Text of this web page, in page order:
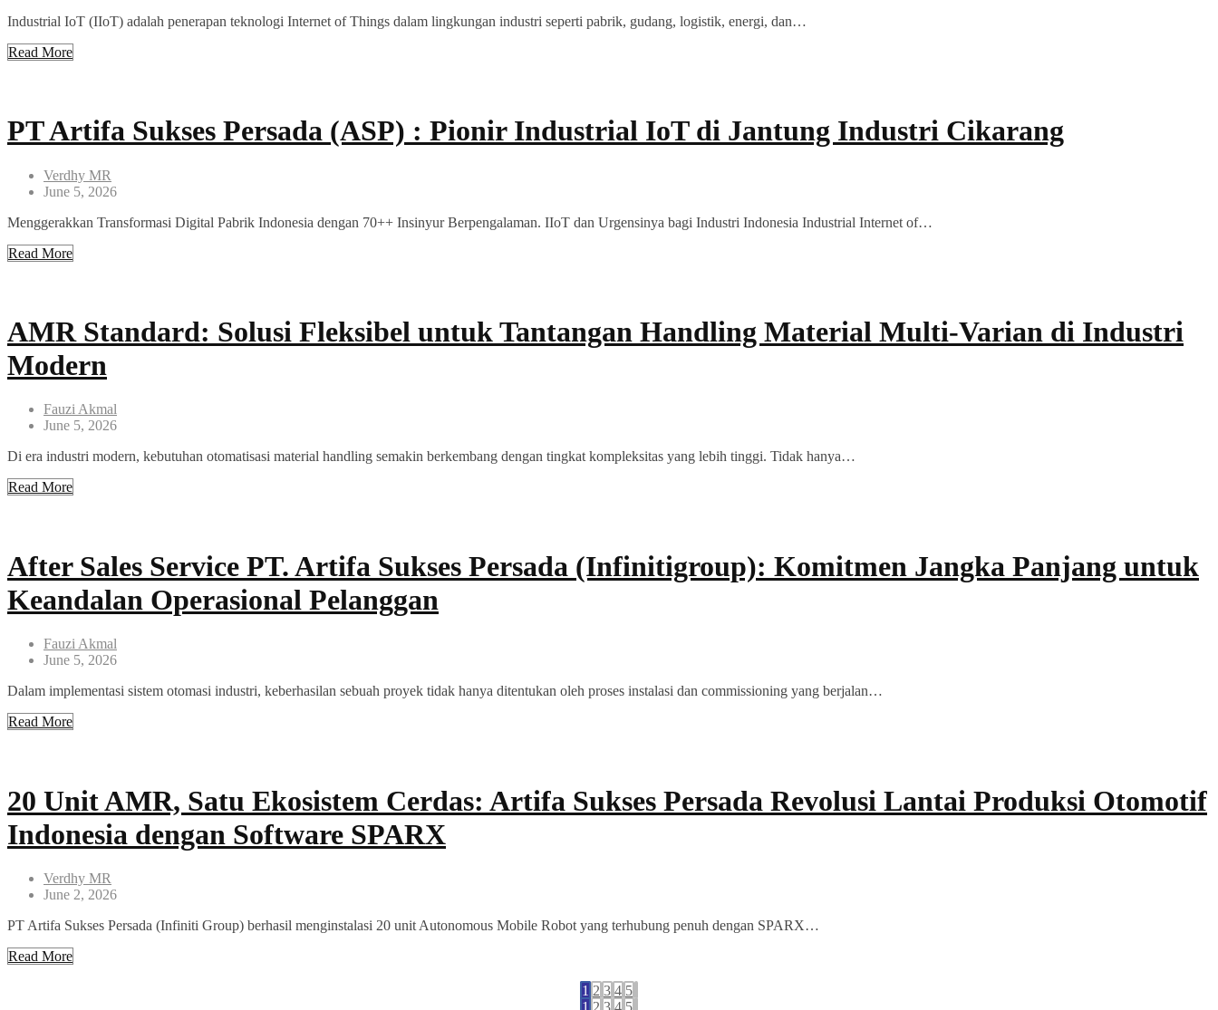
Industrial IoT (IIoT) adalah penerapan teknologi Internet of Things dalam lingkungan industri seperti pabrik, gudang, logistik, energi, dan…
Read More
PT Artifa Sukses Persada (ASP) : Pionir Industrial IoT di Jantung Industri Cikarang
Verdhy MR
June 5, 2026
Menggerakkan Transformasi Digital Pabrik Indonesia dengan 70++ Insinyur Berpengalaman. IIoT dan Urgensinya bagi Industri Indonesia Industrial Internet of…
Read More
AMR Standard: Solusi Fleksibel untuk Tantangan Handling Material Multi-Varian di Industri
Modern
Fauzi Akmal
June 5, 2026
Di era industri modern, kebutuhan otomatisasi material handling semakin berkembang dengan tingkat kompleksitas yang lebih tinggi. Tidak hanya…
Read More
After Sales Service PT. Artifa Sukses Persada (Infinitigroup): Komitmen Jangka Panjang untuk
Keandalan Operasional Pelanggan
Fauzi Akmal
June 5, 2026
Dalam implementasi sistem otomasi industri, keberhasilan sebuah proyek tidak hanya ditentukan oleh proses instalasi dan commissioning yang berjalan…
Read More
20 Unit AMR, Satu Ekosistem Cerdas: Artifa Sukses Persada Revolusi Lantai Produksi Otomotif
Indonesia dengan Software SPARX
Verdhy MR
June 2, 2026
PT Artifa Sukses Persada (Infiniti Group) berhasil menginstalasi 20 unit Autonomous Mobile Robot yang terhubung penuh dengan SPARX…
Read More
1 2 3 4 5